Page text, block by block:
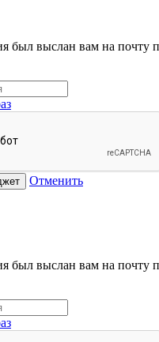
был выслан вам на почту
Отменить
был выслан вам на почту